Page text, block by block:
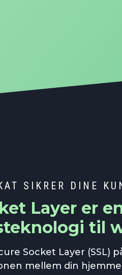
SIKRER DINE
Layer er
til
Socket Layer (SSL)
mellem din